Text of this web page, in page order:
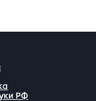
РФ